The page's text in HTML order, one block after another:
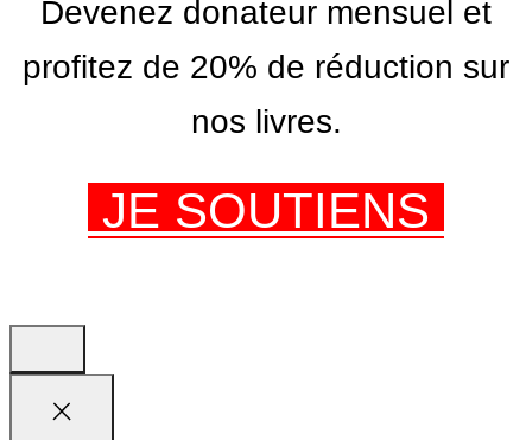
Devenez donateur mensuel et
profitez de 20% de réduction sur
nos livres.
JE SOUTIENS